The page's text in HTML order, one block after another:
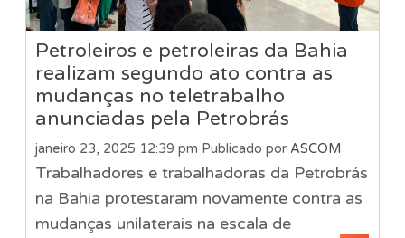
Petroleiros e petroleiras da Bahia
realizam segundo ato contra as
mudanças no teletrabalho
anunciadas pela Petrobrás
janeiro 23, 2025 12:39 pm Publicado por ASCOM
Trabalhadores e trabalhadoras da Petrobrás
na Bahia protestaram novamente contra as
mudanças unilaterais na escala de